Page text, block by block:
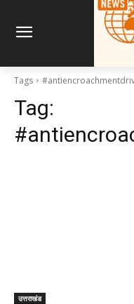
Tags
Tag:
उत्तराखंड